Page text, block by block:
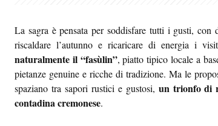
La sagra è pensata per soddisfare tutti i gusti, con
riscaldare l’autunno e ricaricare di energia i
naturalmente il “fasùlin”, piatto tipico locale a
pietanze genuine e ricche di tradizione. Ma le
spaziano tra sapori rustici e gustosi, un trionfo di
contadina cremonese.